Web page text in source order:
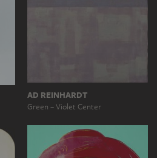
AD REINHARDT
Green – Violet Center